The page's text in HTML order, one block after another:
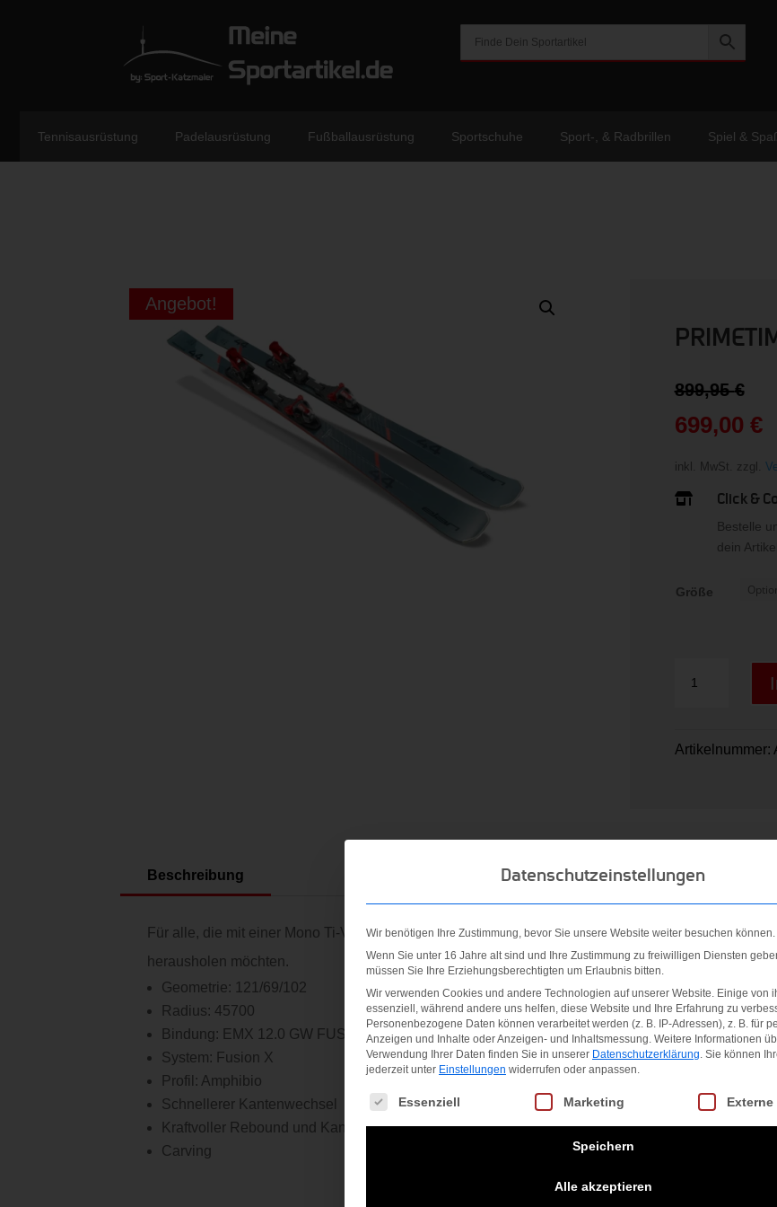
Tennisausrüstung Padelausrüstung Fußballausrüstung Sportschuhe Sport-, & Radbrillen Spiel &
Angebot!
899,95€
war:
699,00 €
Aktueller
Preis
ist:
699,00 €.
inkl. MwSt. zzgl.
 Click &
Bestelle
dein
Größe
Menge
Artikelnummer:
Beschreibung
Für alle, die mit einer Mono Ti-Verstärkung, die weniger Kraft erfordert, aber trotzdem den ganzen
herausholen möchten.
Geometrie: 121/69/102
Radius: 45700
Bindung: EMX 12.0 GW FUSION X BLK/ RED B85
System: Fusion X
Profil: Amphibio
Schnellerer Kantenwechsel
Kraftvoller Rebound und Kantengriff
Carving
Datenschutzeinstellungen
Wir benötigen Ihre Zustimmung, bevor Sie unsere Website weiter besuchen können.
Wenn Sie unter 16 Jahre alt sind und Ihre Zustimmung zu freiwilligen Diensten
müssen Sie Ihre Erziehungsberechtigten um Erlaubnis bitten.
Wir verwenden Cookies und andere Technologien auf unserer Website. Einige von
essenziell, während andere uns helfen, diese Website und Ihre Erfahrung zu
Personenbezogene Daten können verarbeitet werden (z. B. IP-Adressen), z. B. für
Anzeigen und Inhalte oder Anzeigen- und Inhaltsmessung. Weitere Informationen
Verwendung Ihrer Daten finden Sie in unserer Datenschutzerklärung. Sie können
jederzeit unter Einstellungen widerrufen oder anpassen.
Es folgt eine Liste der Service-Gruppen, für die eine Einwilligung
Essenziell Marketing Externe
Speichern
Alle akzeptieren